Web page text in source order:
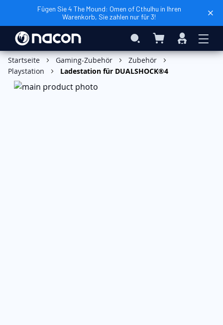
Fügen Sie 4 The Mound: Omen of Cthulhu in Ihren
Warenkorb, Sie zahlen nur für 3!
Search Mein Warenkorb
Anmelden
In den Warenkorb
Startseite Gaming-Zubehör
Zubehör
Playstation
Ladestation für DUALSHOCK®4
Zum